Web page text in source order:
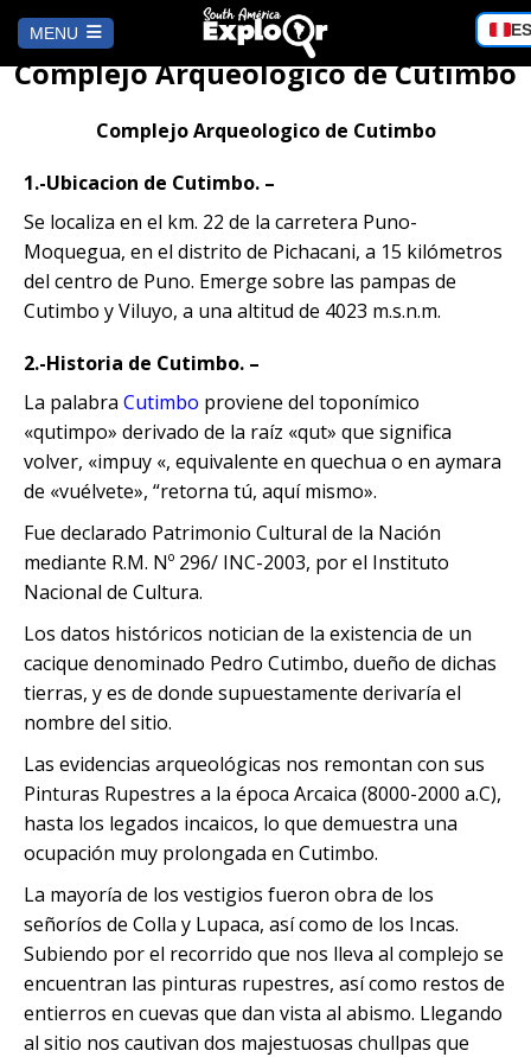
MENU
HOME
Trekking al Volcán Misti 2D/1N
City Tour Arequipa en Mirabus
Tour al Cañón de Culebrillas y Ruta
City Tour Arequipa: Tesoros
Coloniales entre Sillar
Excursión a la Catarata de Pillones |
Naturaleza entre Rocas y Cascadas
CUSCO
City Tour + Valle Sagrado + Inka
Jungle 4D/3N
City Tour + Valle Sagrado + Inka
Jungle 3D/2N
City Tour Cusco + Inka Jungle 3 Días
| Reserva Ahora
City tour + valle + Salkantay 3 Dias +
Montaña de colores
City tour + valle + Salkantay 3 días
LIMA
desde Lima
Huancaya| Lagunas Turquesas,
Escalonadas y Nor Yauyos
Marcapomacocha Full Day
Tour Antioquía y Cochahuayco |Full
Day desde Lima
San Mateo de Otao: Aventura
Andina, Cultura Viva – Full Day
Templo de la Fertilidad en Chucuito,
Puno
Tour Isla del Sol y la Luna – 1 Día
Sol
Tour Chullpas de Sillustani desde
Puno
Tour Isla de los Uros, Amantaní y
Taquile
CAMINO INCA
Tour Camino Inca 1 Día / Trekking
Inolvidable a Machu Picchu
Tour Camino Inca 2D / 1N
Tour Camino Inca / Cusco 4D
SALAR DE UYUNI
Noches
Tour Salar de Uyuni 2 Días / 1
Noche
Salar de Uyuni desde Puno
Salar de Uyuni desde Cochabamba
Tour Salar de Uyuni desde La Paz
City tour + valle + Salkantay 3 Dias +
Montaña de colores
City tour + valle + Salkantay 3 días
City tour + Salkantay 3 días
City Tour + Valle Sagrado + Tour
Salkantay 4 dias
City Tour Cusco + Valle Sagrado +
Tour Salkantay 5 días
BLOG
CONTACTANOS
a
ES
Complejo Arqueologico de Cutimbo
Complejo Arqueologico de Cutimbo
1.-Ubicacion de Cutimbo. –
Se localiza en el km. 22 de la carretera Puno-
Moquegua, en el distrito de Pichacani, a 15 kilómetros
del centro de Puno. Emerge sobre las pampas de
Cutimbo y Viluyo, a una altitud de 4023 m.s.n.m.
2.-Historia de Cutimbo. –
La palabra Cutimbo proviene del toponímico
«qutimpo» derivado de la raíz «qut» que significa
volver, «impuy «, equivalente en quechua o en aymara
de «vuélvete», “retorna tú, aquí mismo».
Fue declarado Patrimonio Cultural de la Nación
mediante R.M. Nº 296/ INC-2003, por el Instituto
Nacional de Cultura.
Los datos históricos notician de la existencia de un
cacique denominado Pedro Cutimbo, dueño de dichas
tierras, y es de donde supuestamente derivaría el
nombre del sitio.
Las evidencias arqueológicas nos remontan con sus
Pinturas Rupestres a la época Arcaica (8000-2000 a.C),
hasta los legados incaicos, lo que demuestra una
ocupación muy prolongada en Cutimbo.
La mayoría de los vestigios fueron obra de los
señoríos de Colla y Lupaca, así como de los Incas.
Subiendo por el recorrido que nos lleva al complejo se
encuentran las pinturas rupestres, así como restos de
entierros en cuevas que dan vista al abismo. Llegando
al sitio nos cautivan dos majestuosas chullpas que